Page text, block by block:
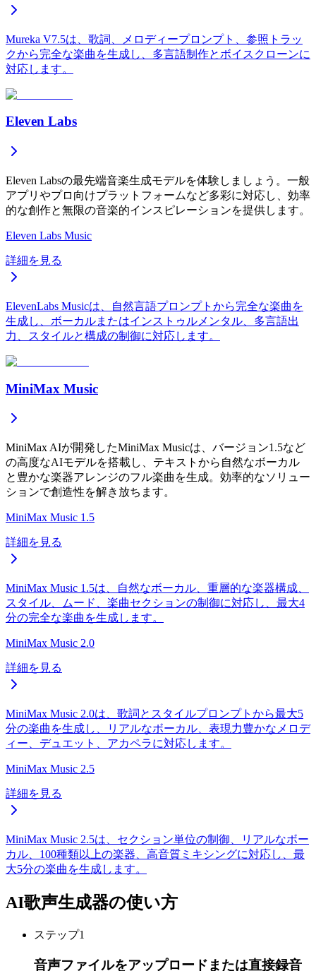
Mureka V7.5は、歌詞、メロディープロンプト、参照トラッ
クから完全な楽曲を生成し、多言語制作とボイスクローンに
対応します。
Eleven Labs
Eleven Labsの最先端音楽生成モデルを体験しましょう。一般
アプリやプロ向けプラットフォームなど多彩に対応し、効率
的な創作と無限の音楽的インスピレーションを提供します。
Eleven Labs Music
詳細を見る
ElevenLabs Musicは、自然言語プロンプトから完全な楽曲を
生成し、ボーカルまたはインストゥルメンタル、多言語出
力、スタイルと構成の制御に対応します。
MiniMax Music
MiniMax AIが開発したMiniMax Musicは、バージョン1.5など
の高度なAIモデルを搭載し、テキストから自然なボーカル
と豊かな楽器アレンジのフル楽曲を生成。効率的なソリュー
ションで創造性を解き放ちます。
MiniMax Music 1.5
詳細を見る
MiniMax Music 1.5は、自然なボーカル、重層的な楽器構成、
スタイル、ムード、楽曲セクションの制御に対応し、最大4
分の完全な楽曲を生成します。
MiniMax Music 2.0
詳細を見る
MiniMax Music 2.0は、歌詞とスタイルプロンプトから最大5
分の楽曲を生成し、リアルなボーカル、表現力豊かなメロデ
ィー、デュエット、アカペラに対応します。
MiniMax Music 2.5
詳細を見る
MiniMax Music 2.5は、セクション単位の制御、リアルなボー
カル、100種類以上の楽器、高音質ミキシングに対応し、最
大5分の楽曲を生成します。
AI歌声生成器の使い方
ステップ1
音声ファイルをアップロードまたは直接録音